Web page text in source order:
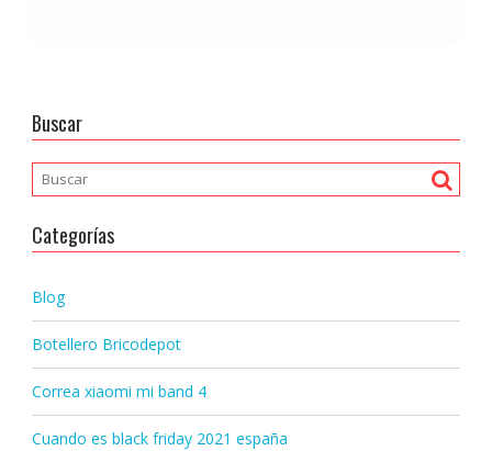
Buscar
Categorías
Blog
Botellero Bricodepot
Correa xiaomi mi band 4
Cuando es black friday 2021 españa